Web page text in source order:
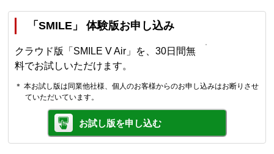
「SMILE」 体験版お申し込み
クラウド版「SMILE V Air」を、30日間無
料でお試しいただけます。
＊ 本お試し版は同業他社様、個人のお客様からのお申し込みはお断りさせ
ていただいています。
お試し版を申し込む